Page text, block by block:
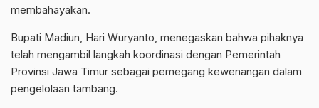
membahayakan.
Bupati Madiun, Hari Wuryanto, menegaskan bahwa pihaknya
telah mengambil langkah koordinasi dengan Pemerintah
Provinsi Jawa Timur sebagai pemegang kewenangan dalam
pengelolaan tambang.